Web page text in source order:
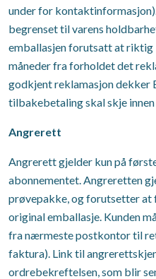
under for
begrenset til varens
emballasjen forutsatt at
måneder fra forholdet det
godkjent reklamasjon dekker
tilbakebetaling skal skje innen
Angrerett
Angrerett gjelder kun på
abonnementet. Angreretten
prøvepakke, og forutsetter at
original emballasje. Kunden
fra nærmeste postkontor til
faktura). Link til
ordrebekreftelsen, som blir